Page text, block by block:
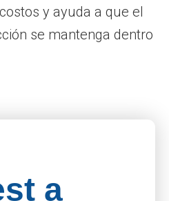
y ayuda a que el
se mantenga dentro